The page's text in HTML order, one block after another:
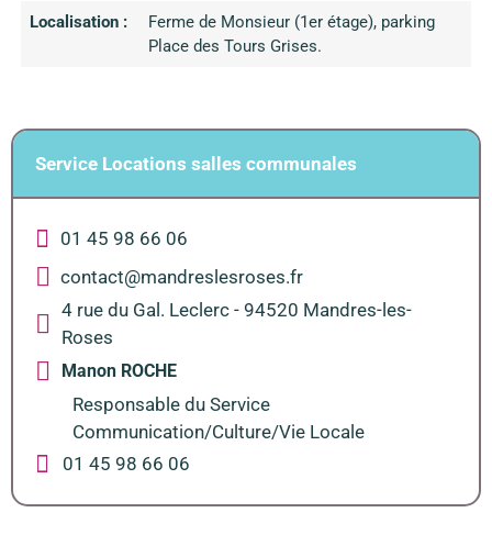
Localisation :
Ferme de Monsieur (1er étage), parking
Place des Tours Grises.
Service Locations salles communales
01 45 98 66 06
contact@mandreslesroses.fr
4 rue du Gal. Leclerc - 94520 Mandres-les-
Roses
Manon ROCHE
Responsable du Service
Communication/Culture/Vie Locale
01 45 98 66 06